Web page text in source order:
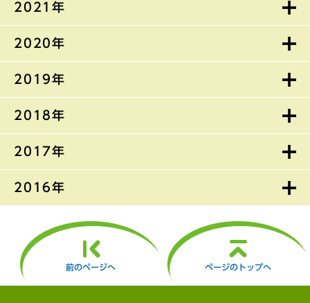
2021年
2020年
2019年
2018年
2017年
2016年
前のページへ ページのトップへ